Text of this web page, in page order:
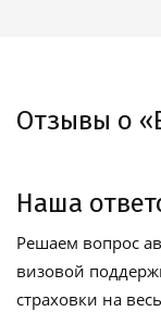
Отзывы о
Наша
Решаем вопрос
визовой
страховки на